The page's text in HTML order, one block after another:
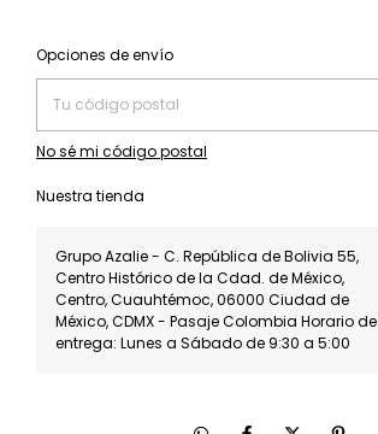
Entregas para el CP:
Opciones de envío
No sé mi código postal
Nuestra tienda
Grupo Azalie - C. República de Bolivia 55,
Centro Histórico de la Cdad. de México,
Centro, Cuauhtémoc, 06000 Ciudad de
México, CDMX - Pasaje Colombia Horario de
entrega: Lunes a Sábado de 9:30 a 5:00